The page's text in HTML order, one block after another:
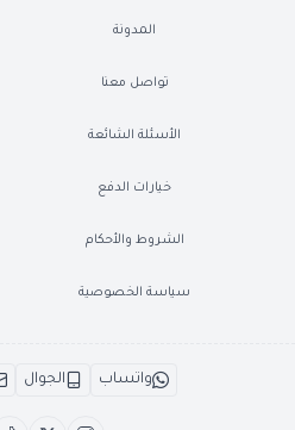
المدونة
تواصل معنا
الأسئلة الشائعة
خيارات الدفع
الشروط والأحكام
سياسة الخصوصية
واتساب الجوال